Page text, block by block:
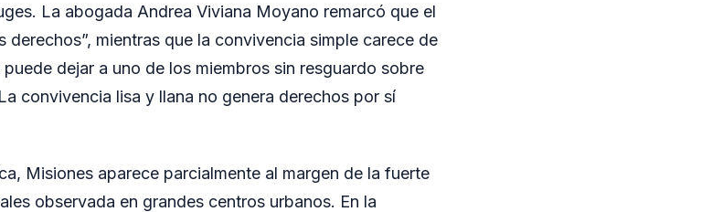
La abogada Andrea Viviana Moyano remarcó que el
derechos”, mientras que la convivencia simple carece de
dejar a uno de los miembros sin resguardo sobre
convivencia lisa y llana no genera derechos por sí
Misiones aparece parcialmente al margen de la fuerte
observada en grandes centros urbanos. En la